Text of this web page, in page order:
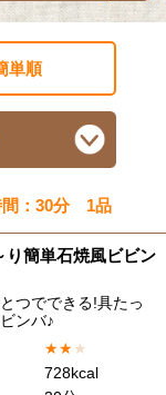
単順
間：30分 1品
り簡単石焼風ビビン
つでできる!具たっ
ンバ♪
★★★
728kcal